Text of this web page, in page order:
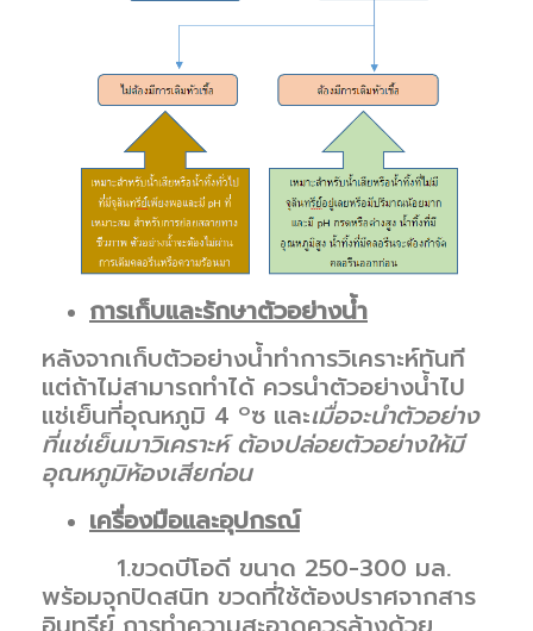
การเก็บและรักษาตัวอย่างน้ำ
หลังจากเก็บตัวอย่างน้ำทำการวิเคราะห์ทันที
แต่ถ้าไม่สามารถทำได้ ควรนำตัวอย่างน้ำไป
แช่เย็นที่อุณหภูมิ 4 ๐ซ และเมื่อจะนำตัวอย่าง
ที่แช่เย็นมาวิเคราะห์ ต้องปล่อยตัวอย่างให้มี
อุณหภูมิห้องเสียก่อน
เครื่องมือและอุปกรณ์
1.ขวดบีโอดี ขนาด 250-300 มล.
พร้อมจุกปิดสนิท ขวดที่ใช้ต้องปราศจากสาร